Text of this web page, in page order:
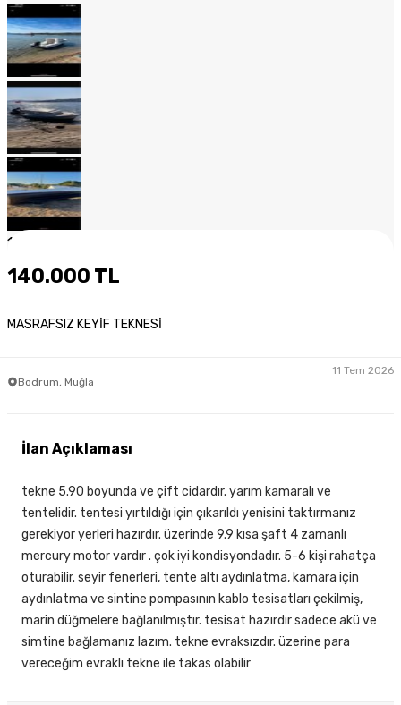
1
140.000 TL
MASRAFSIZ KEYİF TEKNESİ
Bodrum, Muğla
11 Tem 2026
İlan Açıklaması
tekne 5.90 boyunda ve çift cidardır. yarım kamaralı ve
tentelidir. tentesi yırtıldığı için çıkarıldı yenisini taktırmanız
gerekiyor yerleri hazırdır. üzerinde 9.9 kısa şaft 4 zamanlı
mercury motor vardır . çok iyi kondisyondadır. 5-6 kişi rahatça
oturabilir. seyir fenerleri, tente altı aydınlatma, kamara için
aydınlatma ve sintine pompasının kablo tesisatları çekilmiş,
marin düğmelere bağlanılmıştır. tesisat hazırdır sadece akü ve
simtine bağlamanız lazım. tekne evraksızdır. üzerine para
vereceğim evraklı tekne ile takas olabilir